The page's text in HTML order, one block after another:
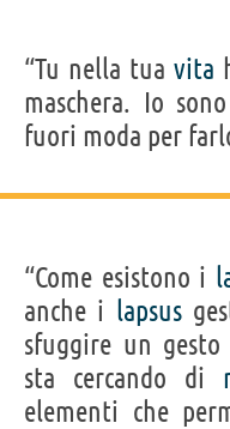
“Tu nella tua vita
maschera. Io
fuori moda per
“Come esistono i
anche i lapsus
sfuggire un gesto
sta cercando di
elementi che